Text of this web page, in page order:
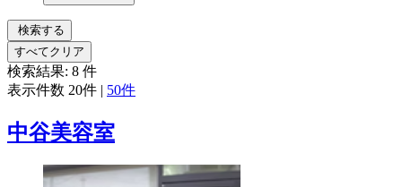
検索する
すべてクリア
検索結果: 8 件
表示件数 20件 | 50件
中谷美容室